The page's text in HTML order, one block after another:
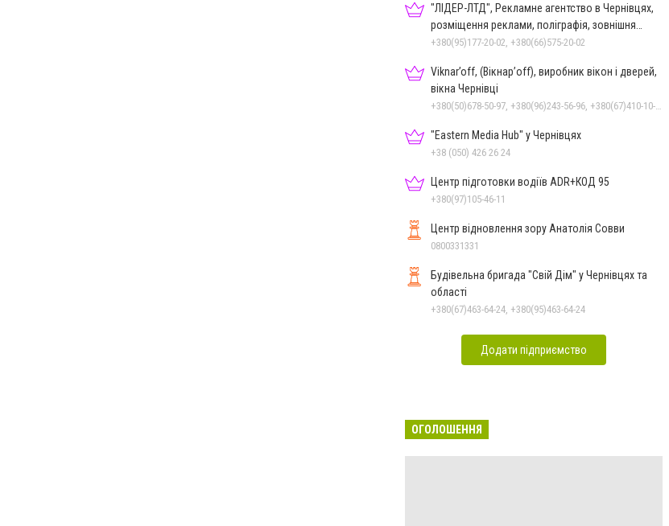
"ЛІДЕР-ЛТД", Рекламне агентство в Чернівцях,
розміщення реклами, поліграфія, зовнішня
реклама
+380(95)177-20-02, +380(66)575-20-02
Viknar’off, (Вікнар’off), виробник вікон і дверей,
вікна Чернівці
"Eastern Media Hub" у Чернівцях
+38 (050) 426 26 24
Центр підготовки водіїв ADR+КОД 95
+380(97)105-46-11
Центр відновлення зору Анатолія Совви
0800331331
Будівельна бригада "Свій Дім" у Чернівцях та
області
+380(67)463-64-24, +380(95)463-64-24
Додати підприємство
ОГОЛОШЕННЯ